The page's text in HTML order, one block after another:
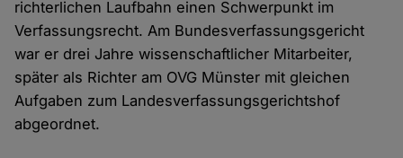
richterlichen Laufbahn einen Schwerpunkt im
Verfassungsrecht. Am Bundesverfassungsgericht
war er drei Jahre wissenschaftlicher Mitarbeiter,
später als Richter am OVG Münster mit gleichen
Aufgaben zum Landesverfassungsgerichtshof
abgeordnet.